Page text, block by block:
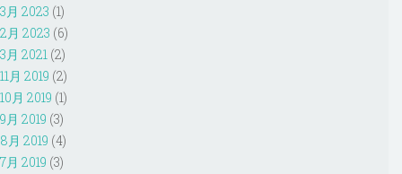
3月 2023 (1)
2月 2023 (6)
3月 2021 (2)
11月 2019 (2)
10月 2019 (1)
9月 2019 (3)
8月 2019 (4)
7月 2019 (3)